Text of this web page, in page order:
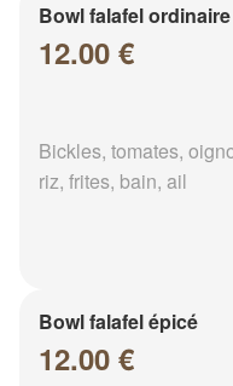
Bowl falafel ordinaire
12.00 €
Bickles, tomates,
riz, frites, bain, ail
Bowl falafel épicé
12.00 €